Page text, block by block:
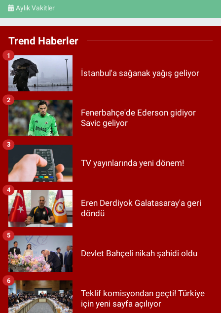
Aylık Vakitler
Trend Haberler
İstanbul'a sağanak yağış geliyor
1
Fenerbahçe'de Ederson gidiyor
Savic geliyor
2
TV yayınlarında yeni dönem!
3
Eren Derdiyok Galatasaray'a geri
döndü
4
Devlet Bahçeli nikah şahidi oldu
5
Teklif komisyondan geçti! Türkiye
için yeni sayfa açılıyor
6